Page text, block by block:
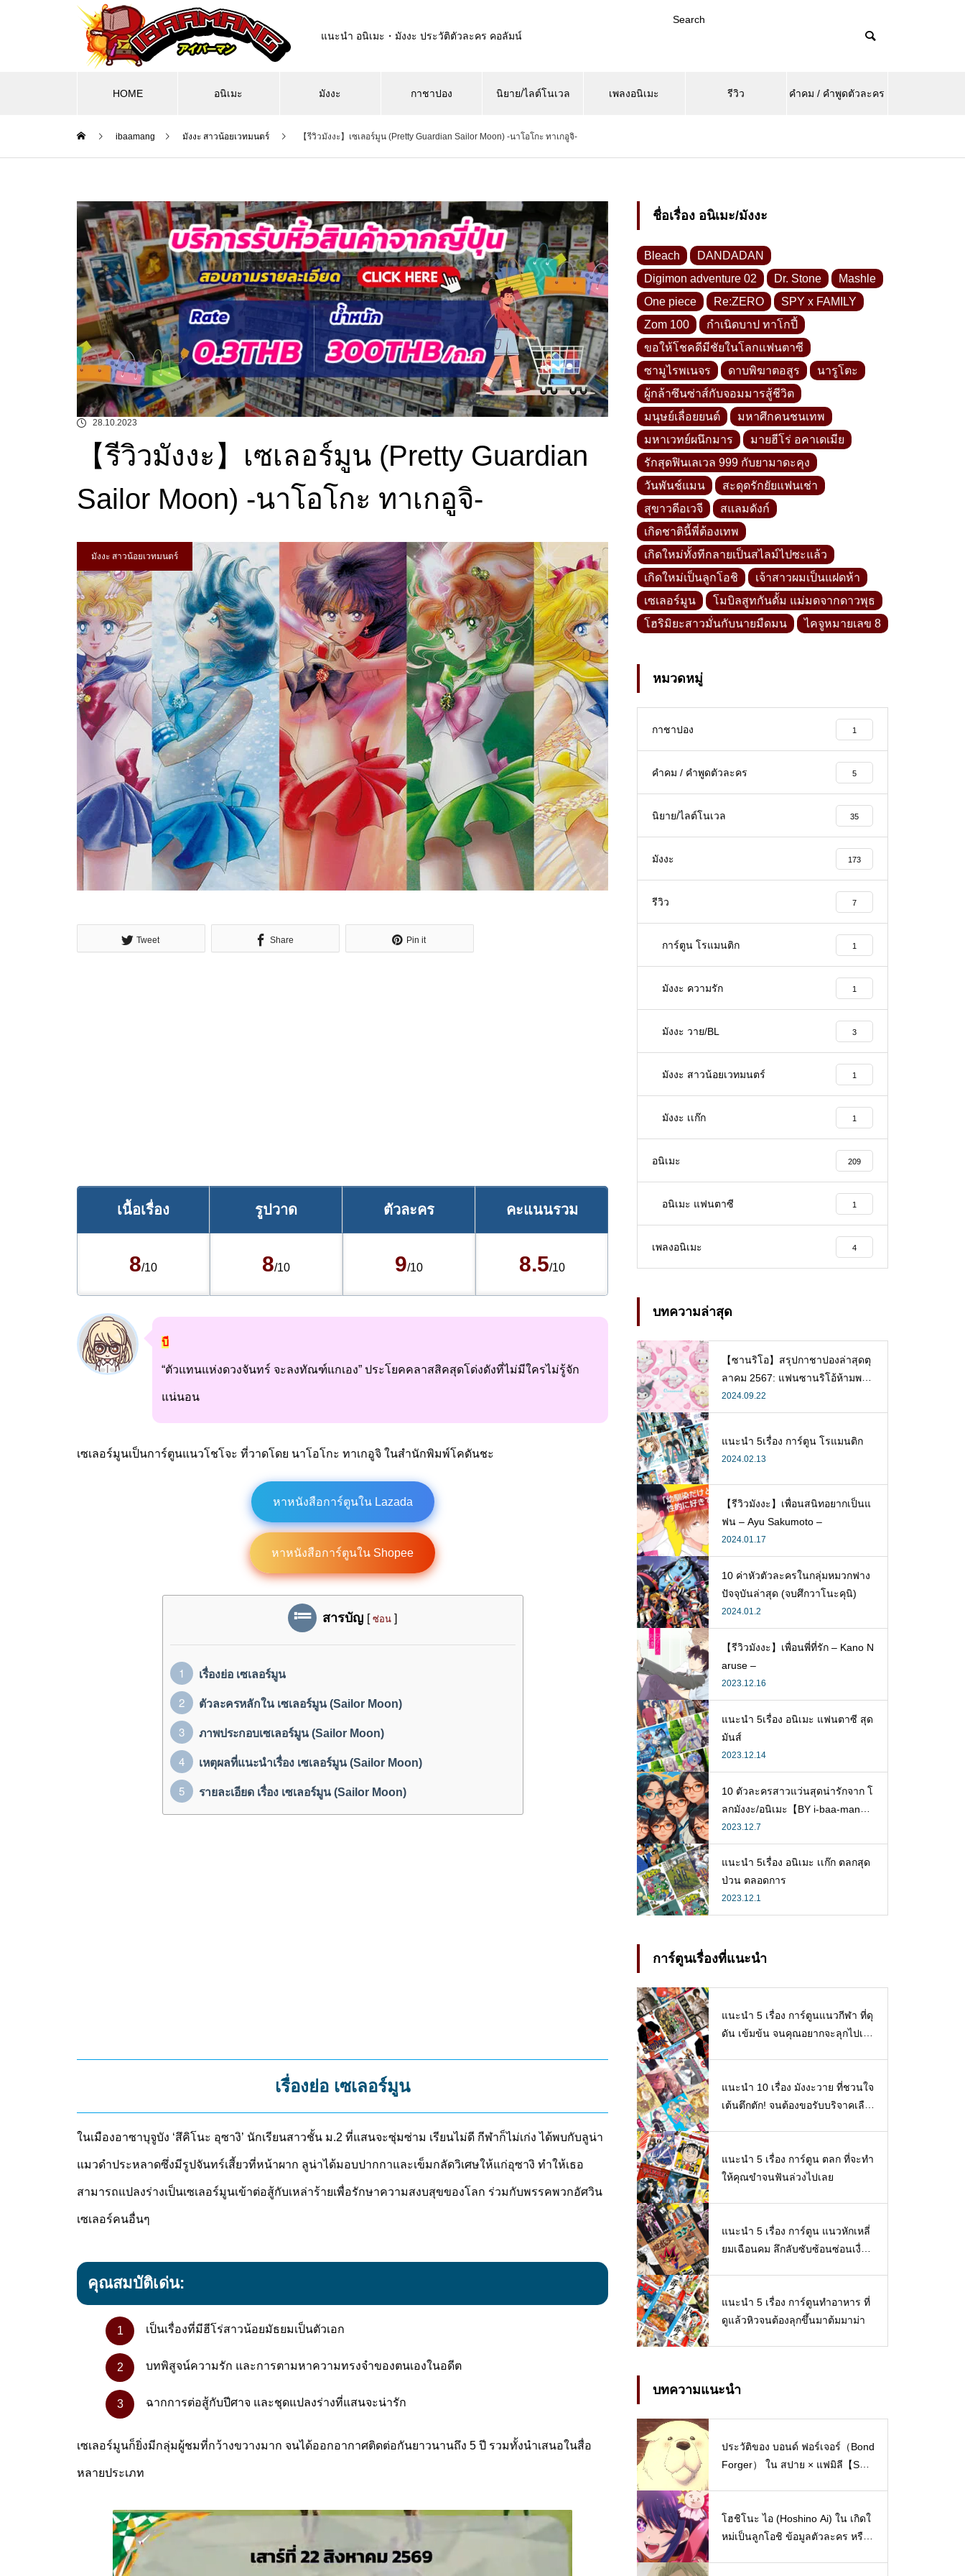
แนะนำ อนิเมะ・มังงะ ประวัติตัวละคร คอลัมน์
Search
HOME อนิเมะ มังงะ กาชาปอง นิยาย/ไลต์โนเวล เพลงอนิเมะ รีวิว คำคม / คำพูดตัวละคร
ibaamang มังงะ สาวน้อยเวทมนตร์ 【รีวิวมังงะ】เซเลอร์มูน (Pretty Guardian Sailor Moon) -นาโอโกะ ทาเกอูจิ-
28.10.2023
【รีวิวมังงะ】เซเลอร์มูน (Pretty Guardian
Sailor Moon) -นาโอโกะ ทาเกอูจิ-
มังงะ สาวน้อยเวทมนตร์
Tweet Share Pin it
เนื้อเรื่อง รูปวาด ตัวละคร คะแนนรวม
8/10 8/10 9/10 8.5/10
บี
“ตัวแทนแห่งดวงจันทร์ จะลงทัณฑ์แกเอง” ประโยคคลาสสิคสุดโด่งดังที่ไม่มีใครไม่รู้จัก
แน่นอน
เซเลอร์มูนเป็นการ์ตูนแนวโชโจะ ที่วาดโดย นาโอโกะ ทาเกอูจิ ในสำนักพิมพ์โคดันชะ
หาหนังสือการ์ตูนใน Lazada
หาหนังสือการ์ตูนใน Shopee
สารบัญ [ ซ่อน ]
เรื่องย่อ เซเลอร์มูน
ตัวละครหลักใน เซเลอร์มูน (Sailor Moon)
ภาพประกอบเซเลอร์มูน (Sailor Moon)
เหตุผลที่แนะนำเรื่อง เซเลอร์มูน (Sailor Moon)
รายละเอียด เรื่อง เซเลอร์มูน (Sailor Moon)
เรื่องย่อ เซเลอร์มูน
ในเมืองอาซาบุจูบัง ‘สึคิโนะ อุซางิ’ นักเรียนสาวชั้น ม.2 ที่แสนจะซุ่มซ่าม เรียนไม่ดี กีฬาก็ไม่เก่ง ได้พบกับลูน่า
แมวดำประหลาดซึ่งมีรูปจันทร์เสี้ยวที่หน้าผาก ลูน่าได้มอบปากกาและเข็มกลัดวิเศษให้แก่อุซางิ ทำให้เธอ
สามารถแปลงร่างเป็นเซเลอร์มูนเข้าต่อสู้กับเหล่าร้ายเพื่อรักษาความสงบสุขของโลก ร่วมกับพรรคพวกอัศวิน
เซเลอร์คนอื่นๆ
คุณสมบัติเด่น:
เป็นเรื่องที่มีฮีโร่สาวน้อยมัธยมเป็นตัวเอก
บทพิสูจน์ความรัก และการตามหาความทรงจำของตนเองในอดีต
ฉากการต่อสู้กับปีศาจ และชุดแปลงร่างที่แสนจะน่ารัก
เซเลอร์มูนก็ยิ่งมีกลุ่มผู้ชมที่กว้างขวางมาก จนได้ออกอากาศติดต่อกันยาวนานถึง 5 ปี รวมทั้งนำเสนอในสื่อ
หลายประเภท
ชื่อเรื่อง อนิเมะ/มังงะ
Bleach
DANDADAN
Digimon adventure 02
Dr. Stone
Mashle
One piece
Re:ZERO
SPY x FAMILY
Zom 100
กำเนิดบาป ทาโกปี้
ขอให้โชคดีมีชัยในโลกแฟนตาซี
ซามูไรพเนจร
ดาบพิฆาตอสูร
นารูโตะ
ผู้กล้าซึนซ่าส์กับจอมมารสู้ชีวิต
มนุษย์เลื่อยยนต์
มหาศึกคนชนเทพ
มหาเวทย์ผนึกมาร
มายฮีโร่ อคาเดเมีย
รักสุดฟินเลเวล 999 กับยามาดะคุง
วันพันช์แมน
สะดุดรักยัยแฟนเช่า
สุขาวดีอเวจี
สแลมดังก์
เกิดชาตินี้พี่ต้องเทพ
เกิดใหม่ทั้งทีกลายเป็นสไลม์ไปซะแล้ว
เกิดใหม่เป็นลูกโอชิ
เจ้าสาวผมเป็นแฝดห้า
เซเลอร์มูน
โมบิลสูทกันดั้ม แม่มดจากดาวพุธ
โฮริมิยะสาวมั่นกับนายมืดมน
ไคจูหมายเลข 8
หมวดหมู่
กาชาปอง 1
คำคม / คำพูดตัวละคร 5
นิยาย/ไลต์โนเวล 35
มังงะ 173
รีวิว 7
การ์ตูน โรแมนติก 1
มังงะ ความรัก 1
มังงะ วาย/BL 3
มังงะ สาวน้อยเวทมนตร์ 1
มังงะ เเก๊ก 1
อนิเมะ 209
อนิเมะ แฟนตาซี 1
เพลงอนิเมะ 4
บทความล่าสุด
【ซานริโอ】สรุปกาชาปองล่าสุดตุ
ลาคม 2567: แฟนซานริโอ้ห้ามพลา
ด!
2024.09.22
แนะนำ 5เรื่อง การ์ตูน โรแมนติก
2024.02.13
【รีวิวมังงะ】เพื่อนสนิทอยากเป็นแ
ฟน – Ayu Sakumoto –
2024.01.17
10 ค่าหัวตัวละครในกลุ่มหมวกฟาง
ปัจจุบันล่าสุด (จบศึกวาโนะคุนิ)
2024.01.2
【รีวิวมังงะ】เพื่อนพี่ที่รัก – Kano N
aruse –
2023.12.16
แนะนำ 5เรื่อง อนิเมะ แฟนตาซี สุด
มันส์
2023.12.14
10 ตัวละครสาวแว่นสุดน่ารักจาก โ
ลกมังงะ/อนิเมะ【BY i-baa-man
g】
2023.12.7
แนะนำ 5เรื่อง อนิเมะ เเก๊ก ตลกสุด
ป่วน ตลอดการ
2023.12.1
การ์ตูนเรื่องที่แนะนำ
แนะนำ 5 เรื่อง การ์ตูนแนวกีฬา ที่ดุ
ดัน เข้มข้น จนคุณอยากจะลุกไปเล่
แนะนำ 10 เรื่อง มังงะวาย ที่ชวนใจ
เต้นตึกตัก! จนต้องขอรับบริจาคเลือ
แนะนำ 5 เรื่อง การ์ตูน ตลก ที่จะทำ
ให้คุณขำจนฟันล่วงไปเลย
แนะนำ 5 เรื่อง การ์ตูน แนวหักเหลี่
ยมเฉือนคม ลึกลับซับซ้อนซ่อนเงื่อน
แนะนำ 5 เรื่อง การ์ตูนทำอาหาร ที่
ดูแล้วหิวจนต้องลุกขึ้นมาต้มมาม่า
บทความแนะนำ
ประวัติของ บอนด์ ฟอร์เจอร์（Bond
Forger） ใน สปาย × แฟมิลี【SPY
โฮชิโนะ ไอ (Hoshino Ai) ใน เกิดใ
หม่เป็นลูกโอชิ ข้อมูลตัวละคร หรือ